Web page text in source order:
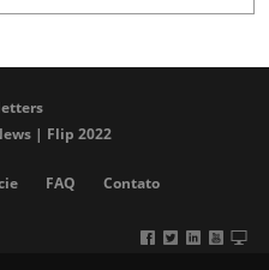
| Flip 2022
FAQ Contato